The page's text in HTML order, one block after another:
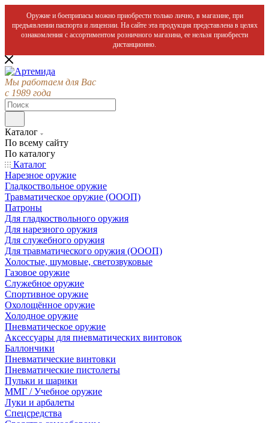
Оружие и боеприпасы можно приобрести только лично, в магазине, при
предъявлении паспорта и лицензии. На сайте эта продукция представлена в целях
ознакомления с ассортиментом розничного магазина, ее нельзя приобрести
дистанционно.
Мы работаем для Вас
с 1989 года
Каталог
По всему сайту
По каталогу
Каталог
Нарезное оружие
Гладкоствольное оружие
Травматическое оружие (ОООП)
Патроны
Для гладкоствольного оружия
Для нарезного оружия
Для служебного оружия
Для травматического оружия (ОООП)
Холостые, шумовые, светозвуковые
Газовое оружие
Служебное оружие
Спортивное оружие
Охолощённое оружие
Холодное оружие
Пневматическое оружие
Аксессуары для пневматических винтовок
Баллончики
Пневматические винтовки
Пневматические пистолеты
Пульки и шарики
ММГ / Учебное оружие
Луки и арбалеты
Спецсредства